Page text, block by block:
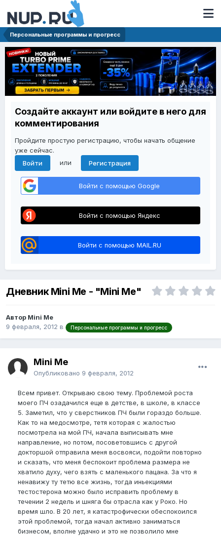
Персональные программы и прогресс
Создайте аккаунт или войдите в него для
комментирования
Пройдите простую регистрацию, чтобы начать общение
уже сейчас.
Войти
или Регистрация
Войти с помощью Google
Войти с помощью Яндекс
Войти с помощью MAIL.RU
Дневник Mini Me - "Mini Me"
Автор Mini Me
9 февраля, 2012 в Персональные программы и прогресс
Mini Me
Опубликовано 9 февраля, 2012
Всем привет. Открываю свою тему. Проблемой роста
моего ПЧ озадачился еще в детстве, в школе, в классе
5. Заметил, что у сверстников ПЧ были гораздо больше.
Как то на медосмотре, тетя которая с жалостью
посмотрела на мой ПЧ, начала выписывать мне
направление, но потом, посоветовшись с другой
докторшой отправила меня восвояси, подойти повторно
и сказать, что меня беспокоит проблема размера не
хватило духу, чего взять с маленького пацана. За что я
ненавижу ту тетю все жизнь, тогда иньекциями
тестостерона можно было исправить проблему в
течении 2 недель и шняга бы отрасла как у Роко. Но
время шло. В 20 лет, я катастрофически обеспокоился
этой проблемой, тогда начал активно заниматься
бизнесом, вполне удачно и это не позволило мне